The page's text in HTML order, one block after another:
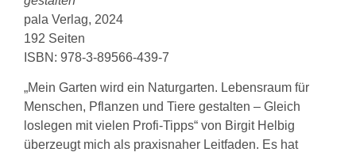
pala Verlag, 2024
192 Seiten
ISBN: 978-3-89566-439-7
„Mein Garten wird ein Naturgarten. Lebensraum für
Menschen, Pflanzen und Tiere gestalten – Gleich
loslegen mit vielen Profi-Tipps“ von Birgit Helbig
überzeugt mich als praxisnaher Leitfaden. Es hat